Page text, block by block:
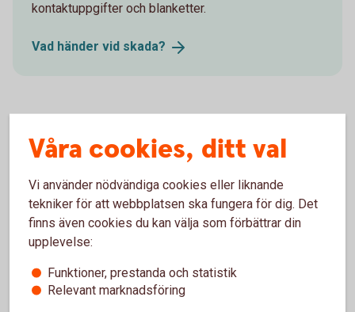
kontaktuppgifter och blanketter.
Vad händer vid skada?
Försäkringsgivare
Våra cookies, ditt val
Vi använder nödvändiga cookies eller liknande
tekniker för att webbplatsen ska fungera för dig. Det
finns även cookies du kan välja som förbättrar din
upplevelse:
Funktioner, prestanda och statistik
Relevant marknadsföring